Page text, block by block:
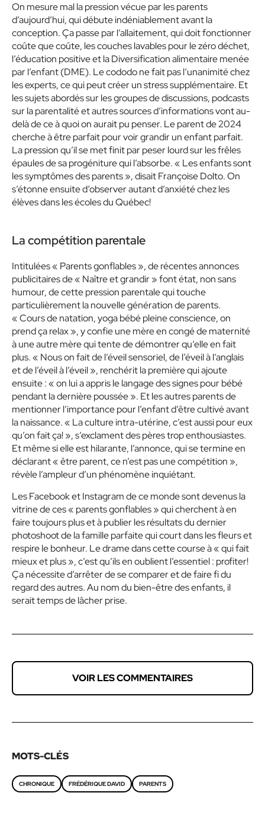
On mesure mal la pression vécue par les parents
d’aujourd’hui, qui débute indéniablement avant la
conception. Ça passe par l’allaitement, qui doit fonctionner
coûte que coûte, les couches lavables pour le zéro déchet,
l’éducation positive et la Diversification alimentaire menée
par l’enfant (DME). Le cododo ne fait pas l’unanimité chez
les experts, ce qui peut créer un stress supplémentaire. Et
les sujets abordés sur les groupes de discussions, podcasts
sur la parentalité et autres sources d’informations vont au-
delà de ce à quoi on aurait pu penser. Le parent de 2024
cherche à être parfait pour voir grandir un enfant parfait.
La pression qu’il se met finit par peser lourd sur les frêles
épaules de sa progéniture qui l’absorbe. « Les enfants sont
les symptômes des parents », disait Françoise Dolto. On
s’étonne ensuite d’observer autant d’anxiété chez les
élèves dans les écoles du Québec!
La compétition parentale
Intitulées « Parents gonflables », de récentes annonces
publicitaires de « Naître et grandir » font état, non sans
humour, de cette pression parentale qui touche
particulièrement la nouvelle génération de parents.
« Cours de natation, yoga bébé pleine conscience, on
prend ça relax », y confie une mère en congé de maternité
à une autre mère qui tente de démontrer qu’elle en fait
plus. « Nous on fait de l’éveil sensoriel, de l’éveil à l’anglais
et de l’éveil à l’éveil », renchérit la première qui ajoute
ensuite : « on lui a appris le langage des signes pour bébé
pendant la dernière poussée ». Et les autres parents de
mentionner l’importance pour l’enfant d’être cultivé avant
la naissance. « La culture intra-utérine, c’est aussi pour eux
qu’on fait ça! », s’exclament des pères trop enthousiastes.
Et même si elle est hilarante, l’annonce, qui se termine en
déclarant « être parent, ce n’est pas une compétition »,
révèle l’ampleur d’un phénomène inquiétant.
Les Facebook et Instagram de ce monde sont devenus la
vitrine de ces « parents gonflables » qui cherchent à en
faire toujours plus et à publier les résultats du dernier
photoshoot de la famille parfaite qui court dans les fleurs et
respire le bonheur. Le drame dans cette course à « qui fait
mieux et plus », c’est qu’ils en oublient l’essentiel : profiter!
Ça nécessite d’arrêter de se comparer et de faire fi du
regard des autres. Au nom du bien-être des enfants, il
serait temps de lâcher prise.
VOIR LES COMMENTAIRES
MOTS-CLÉS
CHRONIQUE FRÉDÉRIQUE DAVID PARENTS